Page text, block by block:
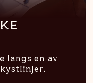
langs en av